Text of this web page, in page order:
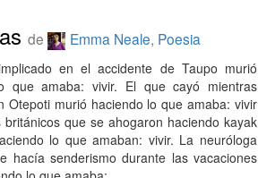
de Emma Neale, Poesia
en el accidente de Taupo murió
que amaba: vivir. El que cayó mientras
Otepoti murió haciendo lo que amaba: vivir
británicos que se ahogaron haciendo kayak
lo que amaban: vivir. La neuróloga
hacía senderismo durante las vacaciones